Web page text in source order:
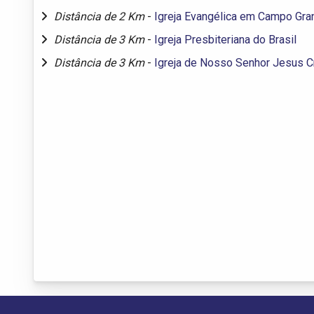
Distância de 2 Km - Igreja Evangélica em Campo
Distância de 3 Km - Igreja Presbiteriana do Brasil
Distância de 3 Km - Igreja de Nosso Senhor Jesus